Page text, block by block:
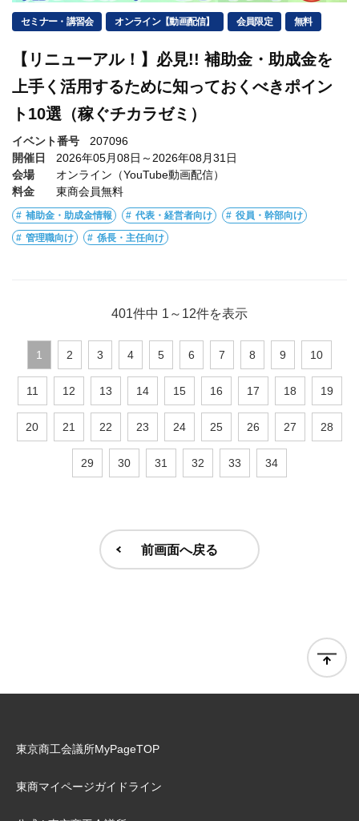
セミナー・講習会 オンライン【動画配信】 会員限定 無料
【リニューアル！】必見!! 補助金・助成金を
上手く活用するために知っておくべきポイン
ト10選（稼ぐチカラゼミ）
イベント番号
207096
開催日
2026年05月08日～2026年08月31日
会場
オンライン（YouTube動画配信）
料金
東商会員無料
補助金・助成金情報 代表・経営者向け 役員・幹部向け
管理職向け 係長・主任向け
401件中 1 ～ 12件を表示
1 2 3 4 5 6 7 8 9 10
11 12 13 14 15 16 17 18 19
20 21 22 23 24 25 26 27 28
29 30 31 32 33 34
前画面へ戻る
東京商工会議所MyPageTOP
東商マイページガイドライン